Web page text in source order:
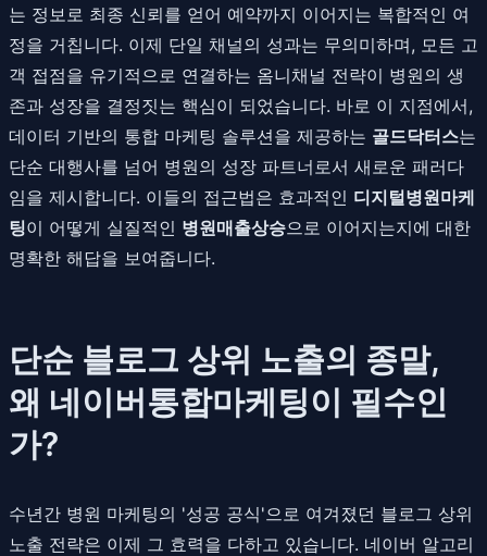
는 정보로 최종 신뢰를 얻어 예약까지 이어지는 복합적인 여
정을 거칩니다. 이제 단일 채널의 성과는 무의미하며, 모든 고
객 접점을 유기적으로 연결하는 옴니채널 전략이 병원의 생
존과 성장을 결정짓는 핵심이 되었습니다. 바로 이 지점에서,
데이터 기반의 통합 마케팅 솔루션을 제공하는 골드닥터스는
단순 대행사를 넘어 병원의 성장 파트너로서 새로운 패러다
임을 제시합니다. 이들의 접근법은 효과적인 디지털병원마케
팅이 어떻게 실질적인 병원매출상승으로 이어지는지에 대한
명확한 해답을 보여줍니다.
단순 블로그 상위 노출의 종말,
왜 네이버통합마케팅이 필수인
가?
수년간 병원 마케팅의 '성공 공식'으로 여겨졌던 블로그 상위
노출 전략은 이제 그 효력을 다하고 있습니다. 네이버 알고리